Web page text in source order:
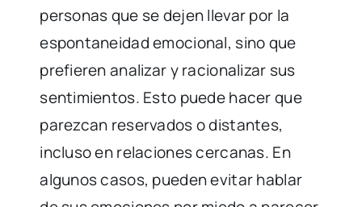
personas que se dejen llevar por la
espontaneidad emocional, sino que
prefieren analizar y racionalizar sus
sentimientos. Esto puede hacer que
parezcan reservados o distantes,
incluso en relaciones cercanas. En
algunos casos, pueden evitar hablar